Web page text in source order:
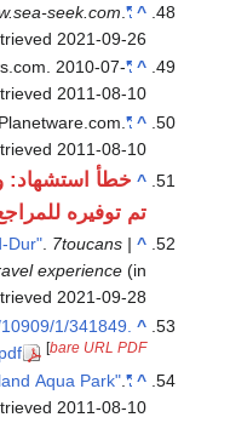
^
"Khwr Umm Al Qaywayn port"
seek.com .
2021-09-26
^
"Heritage a new industry"
2010-07-
2011-08-10
^
"Al Dur, United Arab Emirates"
Planetware.com .
2011-08-10
^ خطأ استشهاد:
تم توفيره
^
Dur". 7toucans |
experience (in الإنجليزية البريطانية)
2021-09-28
^
1/341849.
[bare URL PDF
^
"Welcome to Dreamland Aqua Park"
.
2011-08-10